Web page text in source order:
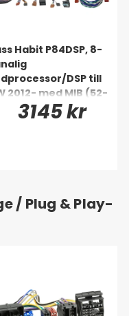
Habit P84DSP, 8-
DSP till
2012- med MIB (52-
3145 kr
/ Plug & Play-